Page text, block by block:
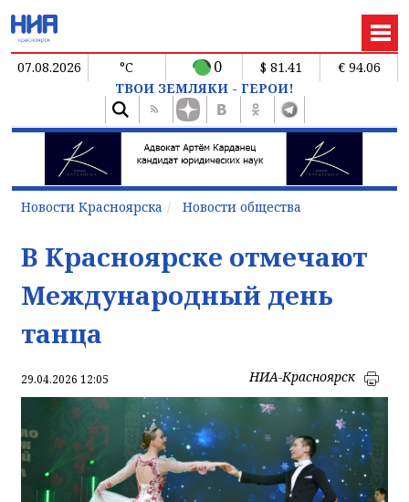
07.08.2026 °C 0 $ 81.41
€ 94.06
ТВОИ ЗЕМЛЯКИ - ГЕРОИ!
Новости Красноярска Новости общества
В Красноярске отмечают
Международный день
танца
29.04.2026 12:05 НИА-Красноярск